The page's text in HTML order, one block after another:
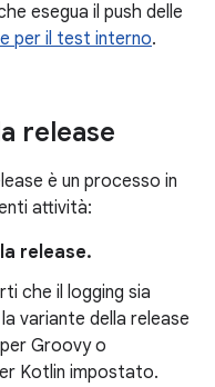
esegua il push delle
per il test interno.
release
è un processo in
attività:
release.
che il logging sia
variante della release
per Groovy o
Kotlin impostato.